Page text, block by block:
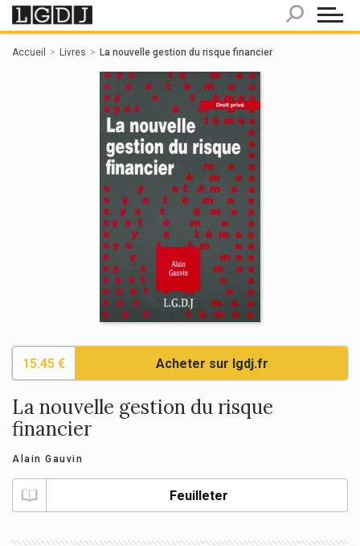
Accueil Livres La nouvelle gestion du risque financier
15.45 € Acheter sur lgdj.fr
La nouvelle gestion du risque
financier
Alain Gauvin
Feuilleter
Panneau de gestion des cookies